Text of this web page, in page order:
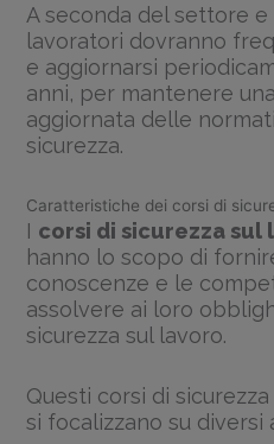
A seconda del settore
lavoratori dovranno
e aggiornarsi
anni, per mantenere
aggiornata delle
sicurezza.
Caratteristiche dei corsi di
I corsi di sicurezza
hanno lo scopo di
conoscenze e le
assolvere ai loro
sicurezza sul lavoro.
Questi corsi di
si focalizzano su diversi